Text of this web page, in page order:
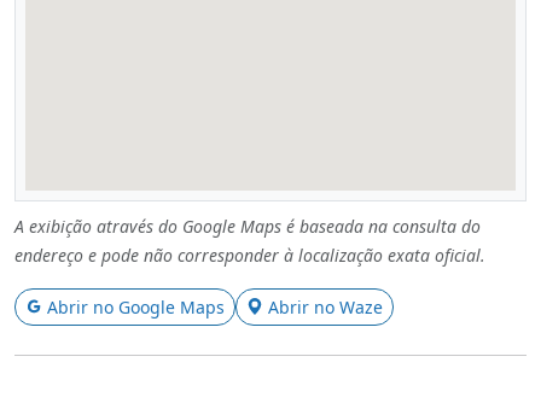
A exibição através do Google Maps é baseada na consulta do
endereço e pode não corresponder à localização exata oficial.
Abrir no Google Maps Abrir no Waze